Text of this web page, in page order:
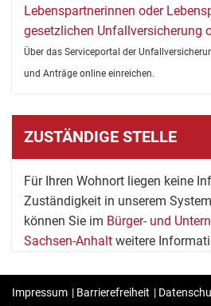
Lebenspartnerinnen oder
gesetzlichen Unfallversicherung
Über das Serviceportal der
und Anträge online einreichen.
ZUSTÄNDIGE STELLE
Für Ihren Wohnort liegen keine
Zuständigkeit in unserem
können Sie im Bürger- und
Sachsen-Anhalt weitere
Impressum | Barrierefreiheit |